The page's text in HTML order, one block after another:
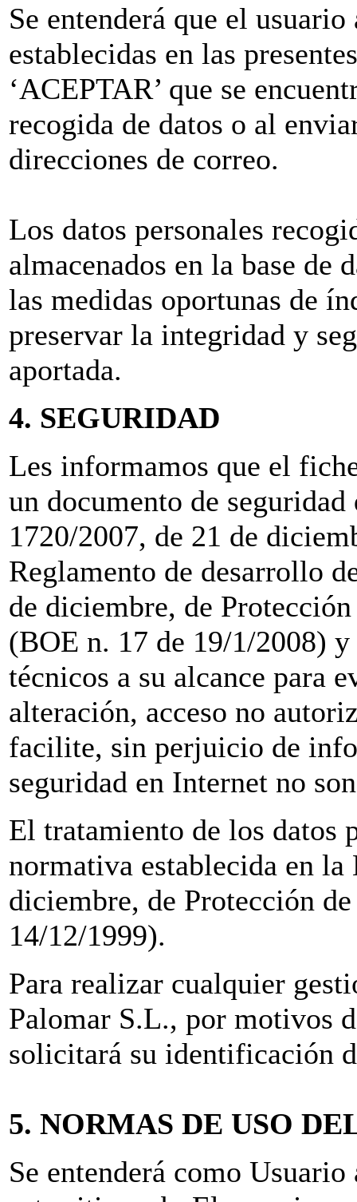
Se entenderá que el
establecidas en las
‘ACEPTAR’ que se
recogida de datos o al
direcciones de correo.
Los datos personales
almacenados en la base de
las medidas oportunas de
preservar la integridad y
aportada.
4. SEGURIDAD
Les informamos que el
un documento de
1720/2007, de 21 de
Reglamento de desarrollo
de diciembre, de
(BOE n. 17 de 19/1/2008)
técnicos a su alcance para
alteración, acceso no
facilite, sin perjuicio de
seguridad en Internet no
El tratamiento de los datos
normativa establecida en
diciembre, de Protección
14/12/1999).
Para realizar cualquier
Palomar S.L., por motivos
solicitará su identificación
5. NORMAS DE USO
Se entenderá como